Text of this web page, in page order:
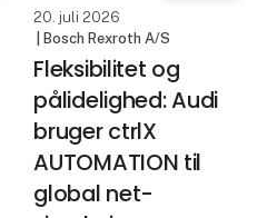
20. juli 2026
| Bosch Rexroth A/S
Fleksibilitet og
pålidelighed: Audi
bruger ctrlX
AUTOMATION til
global net-